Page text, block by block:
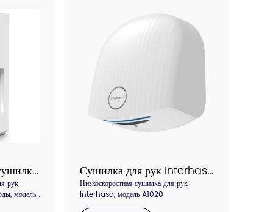
Высокоскоростная сушилка для рук Interhasa с поддоном для воды, модель A3889
рук
модель
Сушилка для рук Interhasa Модель A1020
Низкоскоростная сушилка для рук
Interhasa, модель A1020